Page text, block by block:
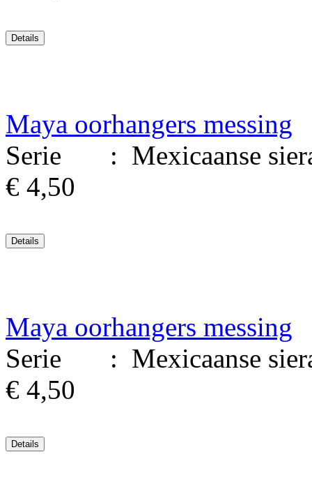
Maya oorhangers messing
Serie : Mexicaanse
€ 4,50
Maya oorhangers messing
Serie : Mexicaanse
€ 4,50